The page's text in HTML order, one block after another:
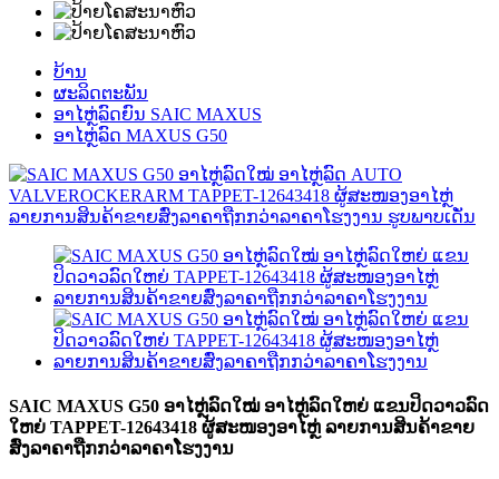
ບ້ານ
ຜະລິດຕະພັນ
ອາໄຫຼ່ລົດຍົນ SAIC MAXUS
ອາໄຫຼ່ລົດ MAXUS G50
SAIC MAXUS G50 ອາໄຫຼ່ລົດໃໝ່ ອາໄຫຼ່ລົດໃຫຍ່ ແຂນປິດວາວລົດ
ໃຫຍ່ TAPPET-12643418 ຜູ້ສະໜອງອາໄຫຼ່ ລາຍການສິນຄ້າຂາຍ
ສົ່ງລາຄາຖືກກວ່າລາຄາໂຮງງານ